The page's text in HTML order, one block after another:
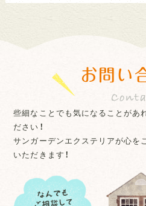
お問い
些細なことでも気になることがあ
ださい！
サンガーデンエクステリアが心を
いただきます！